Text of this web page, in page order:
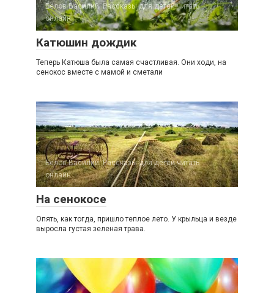
Белов Василий. Рассказы для детей читать
онлайн.
Катюшин дождик
Теперь Катюша была самая счастливая. Они ходи, на
сенокос вместе с мамой и сметали
Белов Василий. Рассказы для детей читать
онлайн.
На сенокосе
Опять, как тогда, пришло теплое лето. У крыльца и везде
выросла густая зеленая трава.